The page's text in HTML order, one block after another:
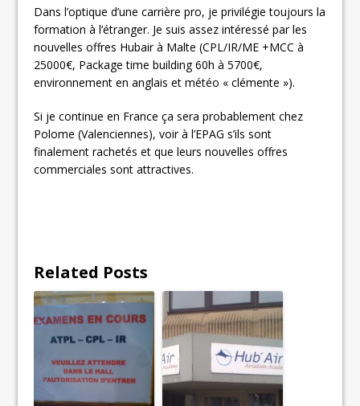
Dans l’optique d’une carrière pro, je privilégie toujours la
formation à l’étranger. Je suis assez intéressé par les
nouvelles offres Hubair à Malte (CPL/IR/ME +MCC à
25000€, Package time building 60h à 5700€,
environnement en anglais et météo « clémente »).
Si je continue en France ça sera probablement chez
Polome (Valenciennes), voir à l’EPAG s’ils sont
finalement rachetés et que leurs nouvelles offres
commerciales sont attractives.
Related Posts